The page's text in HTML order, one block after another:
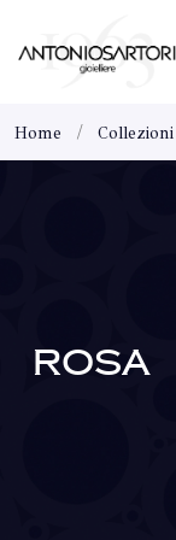
Home Collezioni
ROSA